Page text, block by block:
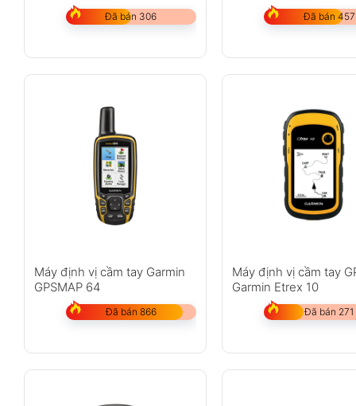
Đã bán 306 Đã bán 457
Máy định vị cầm tay Garmin
GPSMAP 64
Đã bán 866
Máy định vị cầm tay
Garmin Etrex 10
Đã bán 271